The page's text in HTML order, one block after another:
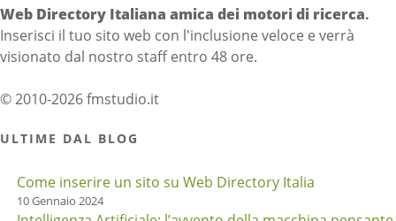
Web Directory Italiana amica dei motori di ricerca.
Inserisci il tuo sito web con l'inclusione veloce e verrà
visionato dal nostro staff entro 48 ore.
© 2010-2026 fmstudio.it
ULTIME DAL BLOG
Come inserire un sito su Web Directory Italia
10 Gennaio 2024